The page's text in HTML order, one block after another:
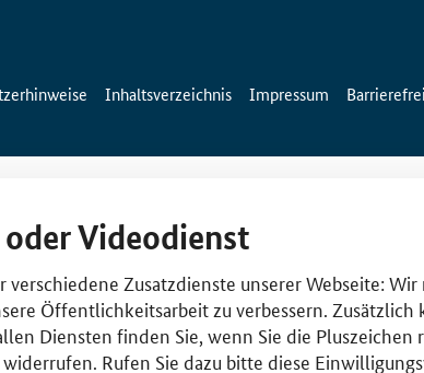
Inhaltsverzeichnis Impressum
Videodienst
Zusatzdienste unserer Webseite:
Öffentlichkeitsarbeit zu verbessern. Zusätzlich
Diensten finden Sie, wenn Sie die Pluszeichen
Rufen Sie dazu bitte diese